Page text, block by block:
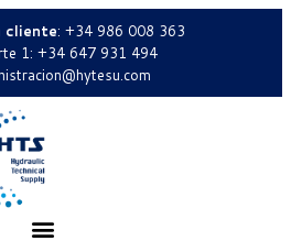
cliente: +34 986 008 363
1: +34 647 931 494